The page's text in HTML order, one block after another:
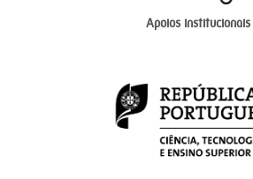
Apoios institucionais